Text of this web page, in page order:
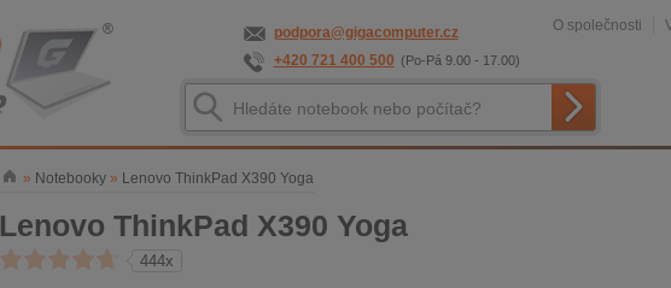
podpora@gigacomputer.cz
+420 721 400 500 (Po-Pá 9.00 - 17.00)
O společnosti
» Notebooky» Lenovo ThinkPad X390 Yoga
Lenovo ThinkPad X390 Yoga
444x